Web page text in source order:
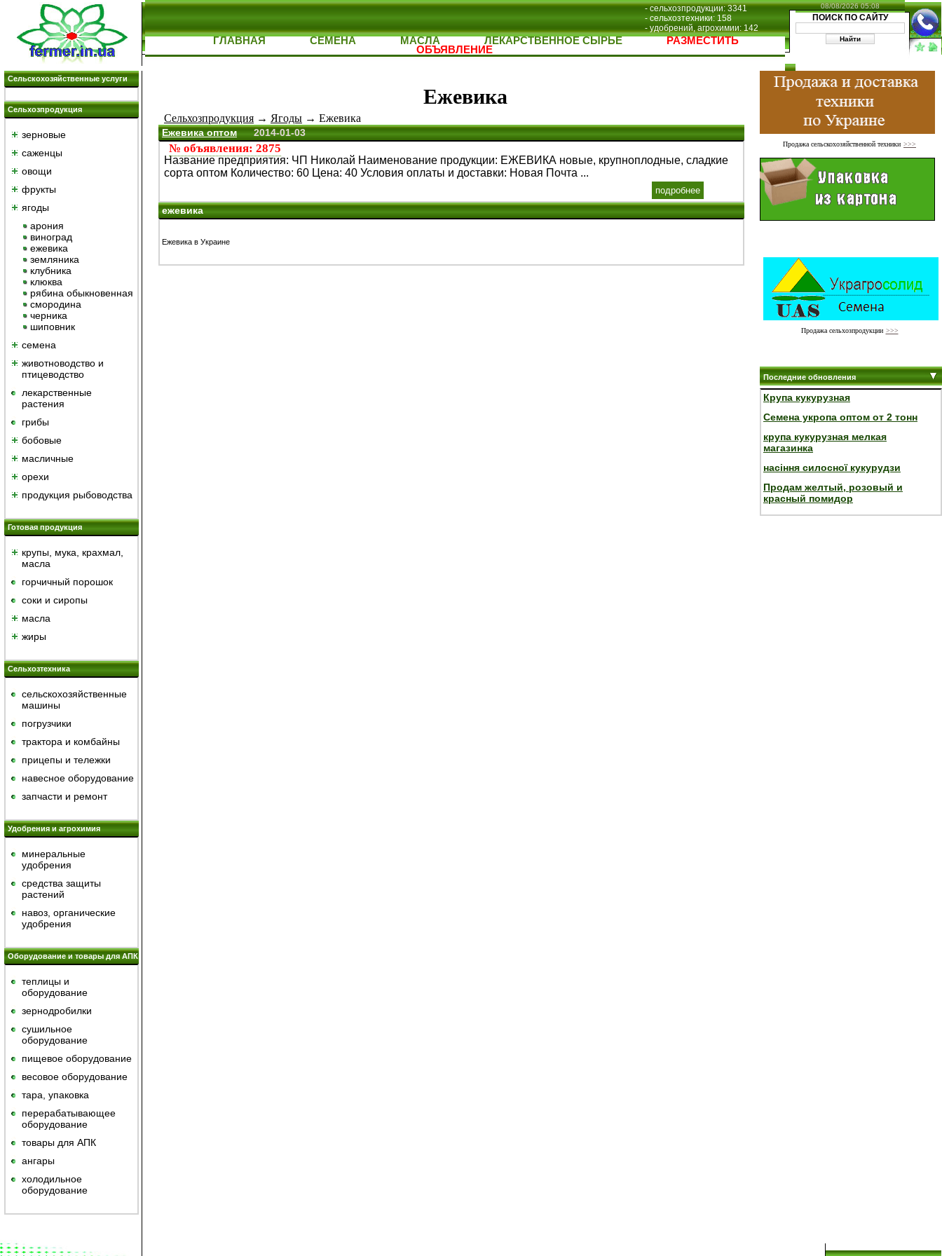
- сельхозпродукции: 3341
- сельхозтехники: 158
- удобрений, агрохимии: 142
08/08/2026 05:08
ПОИСК ПО САЙТУ
ГЛАВНАЯ СЕМЕНА МАСЛА ЛЕКАРСТВЕННОЕ СЫРЬЕ РАЗМЕСТИТЬ
ОБЪЯВЛЕНИЕ
Сельскохозяйственные услуги
Сельхозпродукция
зерновые
саженцы
овощи
фрукты
ягоды
арония
виноград
ежевика
земляника
клубника
клюква
рябина обыкновенная
смородина
черника
шиповник
семена
животноводство и
птицеводство
лекарственные
растения
грибы
бобовые
масличные
орехи
продукция рыбоводства
Готовая продукция
крупы, мука, крахмал,
масла
горчичный порошок
cоки и сиропы
масла
жиры
Сельхозтехника
сельскохозяйственные
машины
погрузчики
трактора и комбайны
прицепы и тележки
навесное оборудование
запчасти и ремонт
Удобрения и агрохимия
минеральные
удобрения
средства защиты
растений
навоз, органические
удобрения
Оборудование и товары для АПК
теплицы и
оборудование
зернодробилки
сушильное
оборудование
пищевое оборудование
весовое оборудование
тара, упаковка
перерабатывающее
оборудование
товары для АПК
ангары
холодильное
оборудование
Ежевика
Сельхозпродукция → Ягоды → Ежевика
№ объявления: 2875
Ежевика оптом 2014-01-03
Название предприятия: ЧП Николай Наименование продукции: ЕЖЕВИКА новые, крупноплодные, сладкие
сорта оптом Количество: 60 Цена: 40 Условия оплаты и доставки: Новая Почта ...
подробнее
ежевика
Ежевика в Украине
Продажа сельскохозяйственной техники >>>
Продажа сельхозпродукции >>>
Последние обновления
Крупа кукурузная
Семена укропа оптом от 2 тонн
крупа кукурузная мелкая
магазинка
насіння силосної кукурудзи
Продам желтый, розовый и
красный помидор